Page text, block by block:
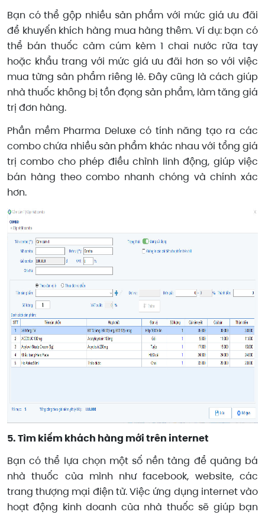
Bạn có thể gộp nhiều sản phẩm với mức giá ưu đãi
để khuyến khích hàng mua hàng thêm. Ví dụ: bạn có
thể bán thuốc cảm cúm kèm 1 chai nước rửa tay
hoặc khẩu trang với mức giá ưu đãi hơn so với việc
mua từng sản phẩm riêng lẻ. Đây cũng là cách giúp
nhà thuốc không bị tồn đọng sản phẩm, làm tăng giá
trị đơn hàng.
Phần mềm Pharma Deluxe có tính năng tạo ra các
combo chứa nhiều sản phẩm khác nhau với tổng giá
trị combo cho phép điều chỉnh linh động, giúp việc
bán hàng theo combo nhanh chóng và chính xác
hơn.
5. Tìm kiếm khách hàng mới trên internet
Bạn có thể lựa chọn một số nền tảng để quảng bá
nhà thuốc của mình như facebook, website, các
trang thượng mại điện tử. Việc ứng dụng internet vào
hoạt động kinh doanh của nhà thuốc sẽ giúp bạn